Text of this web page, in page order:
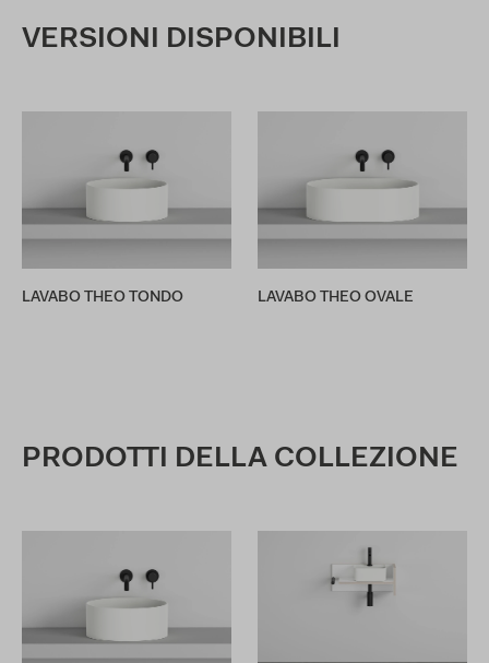
VERSIONI DISPONIBILI
LAVABO THEO TONDO LAVABO THEO OVALE
PRODOTTI DELLA COLLEZIONE